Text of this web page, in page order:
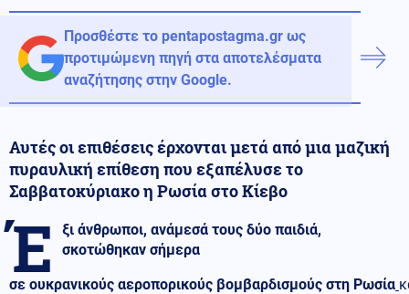
Προσθέστε το pentapostagma.gr ως
προτιμώμενη πηγή στα αποτελέσματα
αναζήτησης στην Google.
Αυτές οι επιθέσεις έρχονται μετά από μια μαζική
πυραυλική επίθεση που εξαπέλυσε το
Σαββατοκύριακο η Ρωσία στο Κίεβο
Έ
ξι άνθρωποι, ανάμεσά τους δύο παιδιά,
σκοτώθηκαν σήμερα
σε ουκρανικούς αεροπορικούς βομβαρδισμούς στη Ρωσία